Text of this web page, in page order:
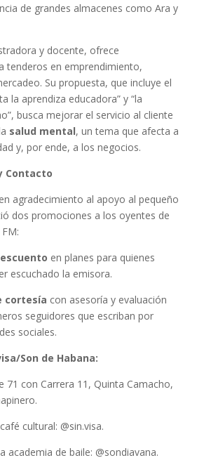
de grandes almacenes como Ara y
y docente, ofrece
tenderos en emprendimiento,
Su propuesta, que incluye el
la aprendiza educadora” y “la
busca mejorar el servicio al cliente
salud mental, un tema que afecta a
y, por ende, a los negocios.
Contacto
agradecimiento al apoyo al pequeño
dos promociones a los oyentes de
en planes para quienes
escuchado la emisora.
cortesía con asesoría y evaluación
seguidores que escriban por
sociales.
Son de Habana:
71 con Carrera 11, Quinta Camacho,
cultural: @sin.visa.
academia de baile: @sondiavana.